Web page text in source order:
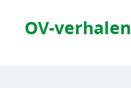
OV-verhalen